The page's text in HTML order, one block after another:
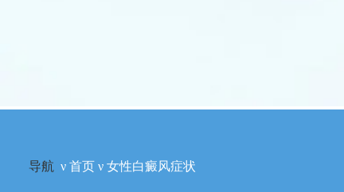
导航 ν 首页ν 女性白癜风症状